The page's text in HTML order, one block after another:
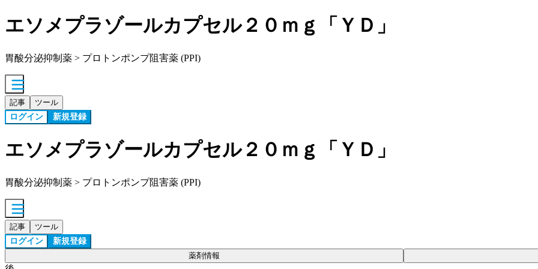
エソメプラゾールカプセル２０ｍｇ「ＹＤ」
胃酸分泌抑制薬 > プロトンポンプ阻害薬 (PPI)
記事 ツール
ログイン 新規登録
エソメプラゾールカプセル２０ｍｇ「ＹＤ」
胃酸分泌抑制薬 > プロトンポンプ阻害薬 (PPI)
記事 ツール
ログイン 新規登録
薬剤情報